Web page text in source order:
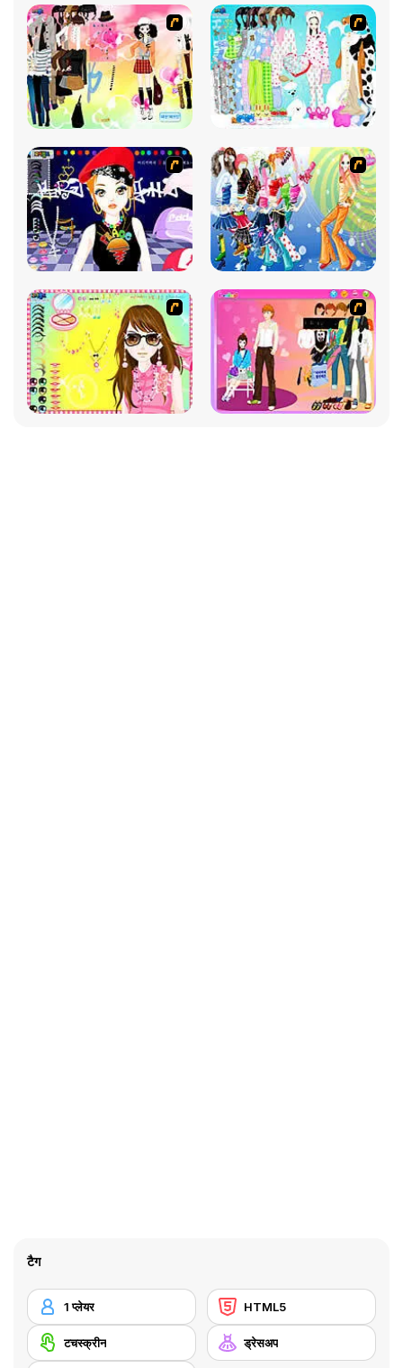
टैग
1 प्लेयर HTML5
टचस्क्रीन ड्रेसअप